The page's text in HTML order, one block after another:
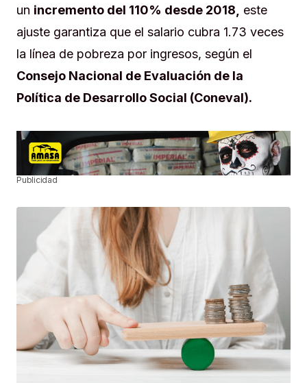
un incremento del 110% desde 2018,
este
ajuste garantiza que el salario cubra 1.73 veces
la línea de pobreza por ingresos, según el
Consejo Nacional de Evaluación de la
Política de Desarrollo Social (Coneval).
Publicidad